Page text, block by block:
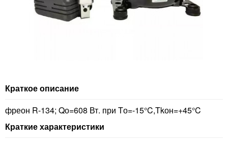
Краткое описание
фреон R-134; Qо=608 Вт. при Tо=-15°C,Tkон=+45°C
Краткие характеристики